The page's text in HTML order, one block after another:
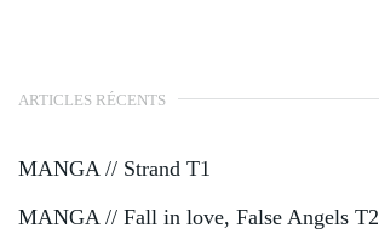
ARTICLES RÉCENTS
MANGA // Strand T1
MANGA // Fall in love, False Angels T2